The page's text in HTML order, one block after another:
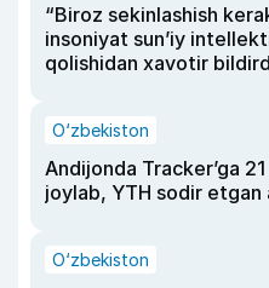
“Biroz sekinlashish
insoniyat sun’iy
qolishidan xavotir
O‘zbekiston
Andijonda Tracker’ga
joylab, YTH sodir etgan
O‘zbekiston